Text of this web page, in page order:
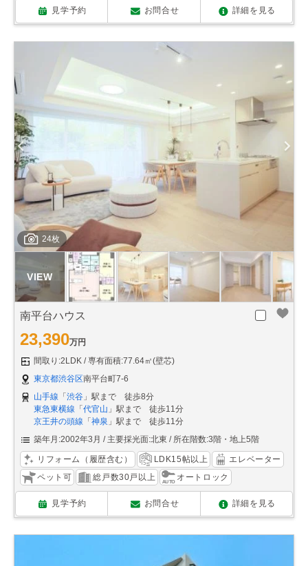
見学予約 お問合せ 詳細を見る
24枚
南平台ハウス
23,390万円
間取り:2LDK
専有面積:77.64㎡(壁芯)
東京都渋谷区南平台町7-6
山手線 「 渋谷 」駅まで 徒歩8分
東急東横線 「 代官山 」駅まで 徒歩11分
京王井の頭線 「 神泉 」駅まで 徒歩11分
築年月:2002年3月
主要採光面:北東 所在階数:3階・地上5階
リフォーム（履歴含む） LDK15帖以上
エレベーター
ペット可
総戸数30戸以上 オートロック
見学予約 お問合せ 詳細を見る